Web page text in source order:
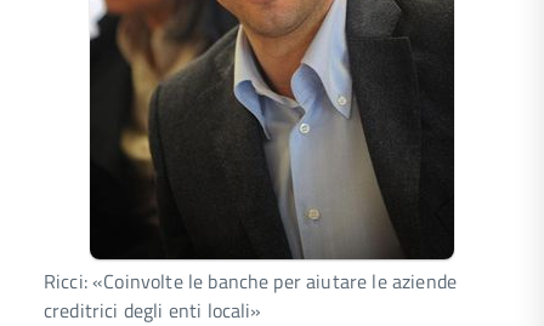
Ricci: «Coinvolte le banche per aiutare le aziende
creditrici degli enti locali»